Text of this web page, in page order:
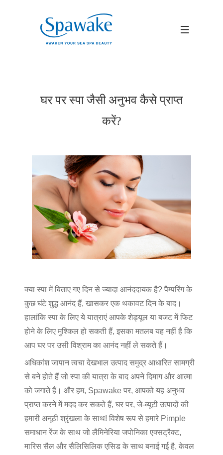
घर पर स्पा जैसी अनुभव कैसे प्राप्त
करें?
क्या स्पा में बिताए गए दिन से ज्यादा आनंददायक है? पैम्परिंग के
कुछ घंटे शुद्ध आनंद हैं, खासकर एक थकावट दिन के बाद।
हालांकि स्पा के लिए ये यात्राएं आपके शेड्यूल या बजट में फिट
होने के लिए मुश्किल हो सकती हैं, इसका मतलब यह नहीं है कि
आप घर पर उसी विश्राम का आनंद नहीं ले सकते हैं।
अधिकांश जापान त्वचा देखभाल उत्पाद समुद्र आधारित सामग्री
से बने होते हैं जो स्पा की यात्रा के बाद अपने दिमाग और आत्मा
को जगाते हैं। और हम, Spawake पर, आपको यह अनुभव
प्राप्त करने में मदद कर सकते हैं, घर पर, जे-ब्यूटी उत्पादों की
हमारी अनूठी श्रृंखला के साथ! विशेष रूप से हमारे Pimple
समाधान रेंज के साथ जो लैमिनेरिया जपोनिका एक्सट्रैक्ट,
मारिस सैल और सैलिसिलिक एसिड के साथ बनाई गई है, केवल